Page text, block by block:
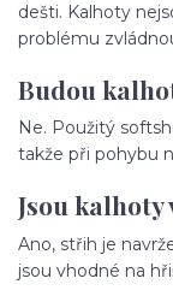
dešti. Kalhoty
problému
Budou
Ne. Použitý
takže při pohybu
Jsou
Ano, střih je
jsou vhodné na